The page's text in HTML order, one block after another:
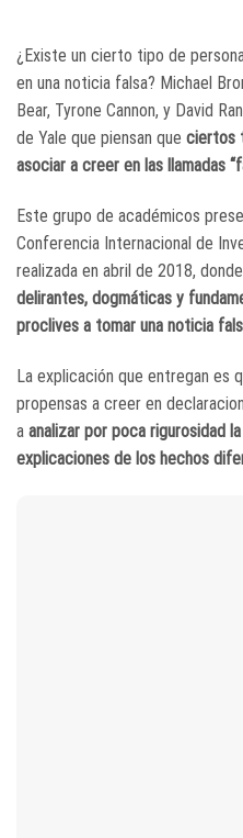
¿Existe un cierto tipo de
en una noticia falsa? Michael
Bear, Tyrone Cannon, y David
de Yale que piensan que ciertos
asociar a creer en las llamadas
Este grupo de académicos
Conferencia Internacional de
realizada en abril de 2018,
delirantes, dogmáticas y
proclives a tomar una noticia
La explicación que entregan es
propensas a creer en
a analizar por poca rigurosidad
explicaciones de los hechos